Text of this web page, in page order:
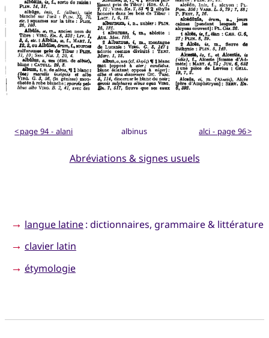
< page 94 - alani albinus alci - page 96 >
Abréviations & signes usuels
→ langue latine: dictionnaires, grammaire & littérature
→ clavier latin
→ étymologie